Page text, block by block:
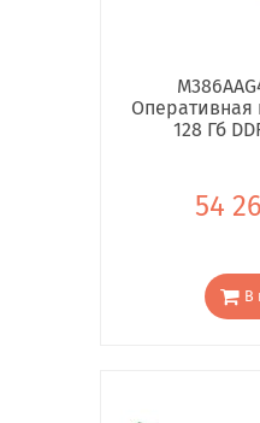
Оперативная
128 Гб
54
В